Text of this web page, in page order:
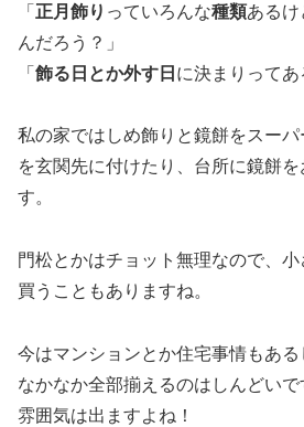
「 正月飾り っていろんな種類あるけ
んだろう？」
「 飾る日とか外す日 に決まりってあ
私の家ではしめ飾りと鏡餅をスー
を玄関先に付けたり、台所に鏡餅
す。
門松とかはチョット無理なので、
買うこともありますね。
今はマンションとか住宅事情もある
なかなか全部揃えるのはしんどい
雰囲気は出ますよね！